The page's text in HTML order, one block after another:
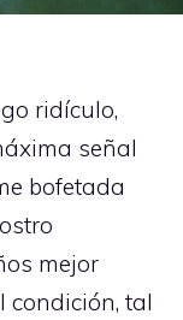
ridículo,
señal
bofetada
mejor
tal